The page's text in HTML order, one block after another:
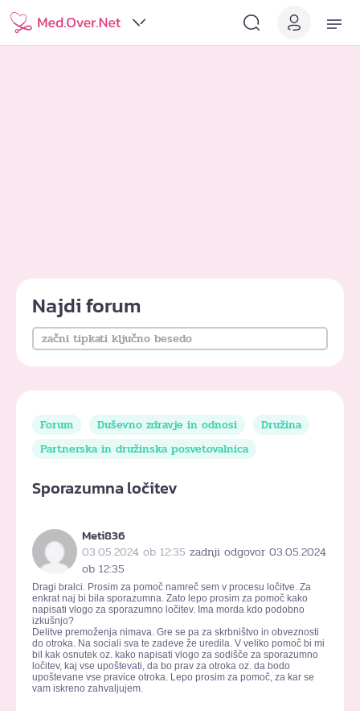
Najdi forum
Forum Duševno zdravje in odnosi
Družina
Partnerska in družinska posvetovalnica
Sporazumna ločitev
Meti836
03.05.2024 ob 12:35 zadnji odgovor 03.05.2024
ob 12:35
Dragi bralci. Prosim za pomoč namreč sem v procesu ločitve. Za
enkrat naj bi bila sporazumna. Zato lepo prosim za pomoč kako
napisati vlogo za sporazumno ločitev. Ima morda kdo podobno
izkušnjo?
Delitve premoženja nimava. Gre se pa za skrbništvo in obveznosti
do otroka. Na sociali sva te zadeve že uredila. V veliko pomoč bi mi
bil kak osnutek oz. kako napisati vlogo za sodišče za sporazumno
ločitev, kaj vse upoštevati, da bo prav za otroka oz. da bodo
upoštevane vse pravice otroka. Lepo prosim za pomoč, za kar se
vam iskreno zahvaljujem.